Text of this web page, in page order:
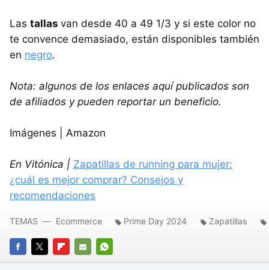
Las tallas van desde 40 a 49 1/3 y si este color no
te convence demasiado, están disponibles también
en negro.
Nota: algunos de los enlaces aquí publicados son
de afiliados y pueden reportar un beneficio.
Imágenes | Amazon
En Vitónica | Zapatillas de running para mujer:
¿cuál es mejor comprar? Consejos y
recomendaciones
FACEBOOK
TWITTERFLIPBOARD
E-
WHATSAPP
TEMAS Ecommerce Prime Day 2024 Zapatillas